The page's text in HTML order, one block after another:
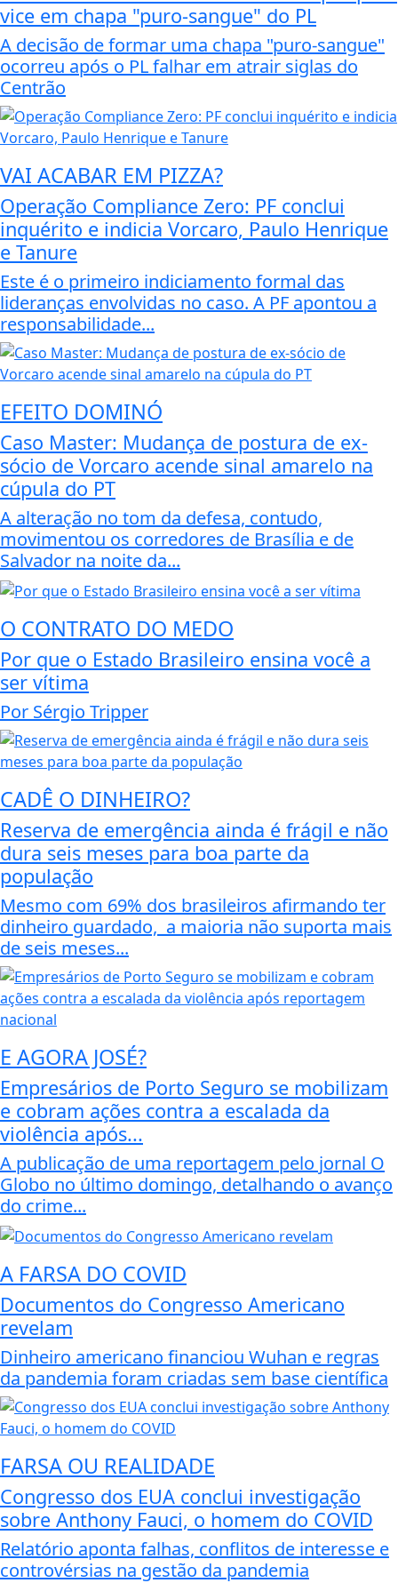
vice em chapa "puro-sangue" do PL
A decisão de formar uma chapa "puro-sangue"
ocorreu após o PL falhar em atrair siglas do
Centrão
VAI ACABAR EM PIZZA?
Operação Compliance Zero: PF conclui
inquérito e indicia Vorcaro, Paulo Henrique
e Tanure
Este é o primeiro indiciamento formal das
lideranças envolvidas no caso. A PF apontou a
responsabilidade...
EFEITO DOMINÓ
Caso Master: Mudança de postura de ex-
sócio de Vorcaro acende sinal amarelo na
cúpula do PT
A alteração no tom da defesa, contudo,
movimentou os corredores de Brasília e de
Salvador na noite da...
O CONTRATO DO MEDO
Por que o Estado Brasileiro ensina você a
ser vítima
Por Sérgio Tripper
CADÊ O DINHEIRO?
Reserva de emergência ainda é frágil e não
dura seis meses para boa parte da
população
Mesmo com 69% dos brasileiros afirmando ter
dinheiro guardado, a maioria não suporta mais
de seis meses...
E AGORA JOSÉ?
Empresários de Porto Seguro se mobilizam
e cobram ações contra a escalada da
violência após...
A publicação de uma reportagem pelo jornal O
Globo no último domingo, detalhando o avanço
do crime...
A FARSA DO COVID
Documentos do Congresso Americano
revelam
Dinheiro americano financiou Wuhan e regras
da pandemia foram criadas sem base científica
FARSA OU REALIDADE
Congresso dos EUA conclui investigação
sobre Anthony Fauci, o homem do COVID
Relatório aponta falhas, conflitos de interesse e
controvérsias na gestão da pandemia